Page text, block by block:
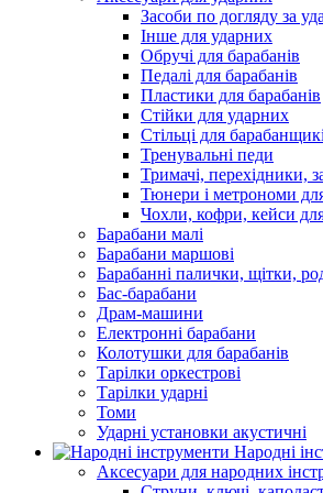
Засоби по догляду за
Інше для ударних
Обручі для барабанів
Педалі для барабанів
Пластики для барабанів
Стійки для ударних
Стільці для
Тренувальні педи
Тримачі, перехідники,
Тюнери і метрономи
Чохли, кофри, кейси
Барабани малі
Барабани маршові
Барабанні палички, щітки,
Бас-барабани
Драм-машини
Електронні барабани
Колотушки для барабанів
Тарілки оркестрові
Тарілки ударні
Томи
Ударні установки акустичні
Народні
Аксесуари для народних